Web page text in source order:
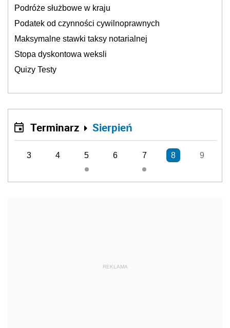
Podróże służbowe w kraju
Podatek od czynności cywilnoprawnych
Maksymalne stawki taksy notarialnej
Stopa dyskontowa weksli
Quizy Testy
Terminarz Sierpień
3 4 5 6 7 8 9
REKLAMA